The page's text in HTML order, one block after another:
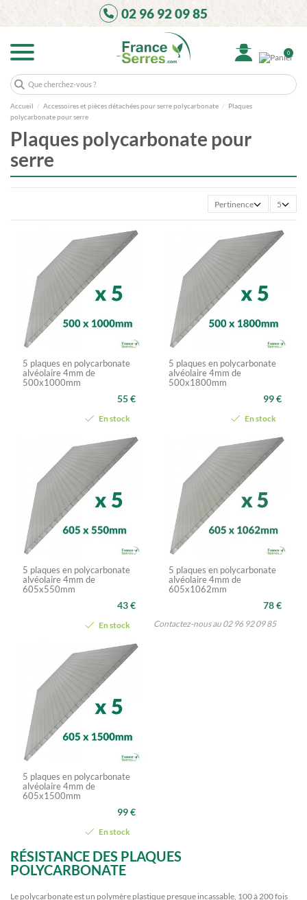
02 96 92 09 85
0
Accueil Accessoires et pièces détachées pour serre polycarbonate
Plaques
polycarbonate pour serre
Plaques polycarbonate pour
serre
Pertinence 5
5 plaques en polycarbonate
alvéolaire 4mm de
500x1000mm
55 €
En stock
5 plaques en polycarbonate
alvéolaire 4mm de
500x1800mm
99 €
En stock
5 plaques en polycarbonate
alvéolaire 4mm de
605x550mm
43 €
En stock
5 plaques en polycarbonate
alvéolaire 4mm de
605x1062mm
78 €
Contactez-nous au 02 96 92 09 85
5 plaques en polycarbonate
alvéolaire 4mm de
605x1500mm
99 €
En stock
RÉSISTANCE DES PLAQUES
POLYCARBONATE
Le polycarbonate est un polymère plastique presque incassable, 100 à 200 fois